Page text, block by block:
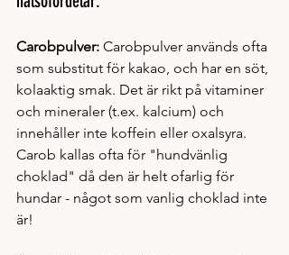
Carobpulver: Carobpulver används ofta
som substitut för kakao, och har en söt,
kolaaktig smak. Det är rikt på vitaminer
och mineraler (t.ex. kalcium) och
innehåller inte koffein eller oxalsyra.
Carob kallas ofta för "hundvänlig
choklad" då den är helt ofarlig för
hundar - något som vanlig choklad inte
är!